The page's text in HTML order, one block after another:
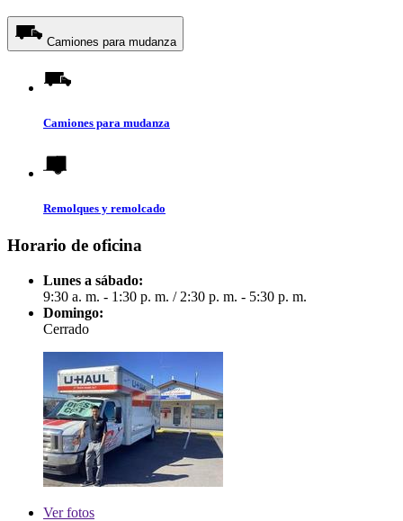
Camiones para mudanza
Camiones para mudanza
Remolques y remolcado
Horario de oficina
Lunes a sábado:
9:30 a. m. - 1:30 p. m. / 2:30 p. m. - 5:30 p. m.
Domingo:
Cerrado
Verfotos